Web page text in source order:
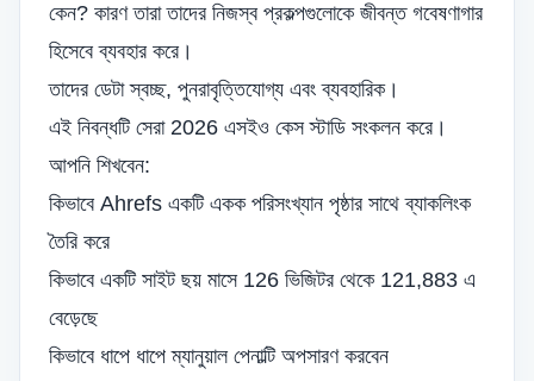
কেন? কারণ তারা তাদের নিজস্ব প্রকল্পগুলোকে জীবন্ত গবেষণাগার
হিসেবে ব্যবহার করে।
তাদের ডেটা স্বচ্ছ, পুনরাবৃত্তিযোগ্য এবং ব্যবহারিক।
এই নিবন্ধটি সেরা 2026 এসইও কেস স্টাডি সংকলন করে।
আপনি শিখবেন:
কিভাবে Ahrefs একটি একক পরিসংখ্যান পৃষ্ঠার সাথে ব্যাকলিংক
তৈরি করে
কিভাবে একটি সাইট ছয় মাসে 126 ভিজিটর থেকে 121,883 এ
বেড়েছে
কিভাবে ধাপে ধাপে ম্যানুয়াল পেনাল্টি অপসারণ করবেন